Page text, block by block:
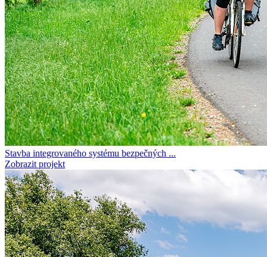
Stavba integrovaného systému bezpečných ...
Zobrazit projekt